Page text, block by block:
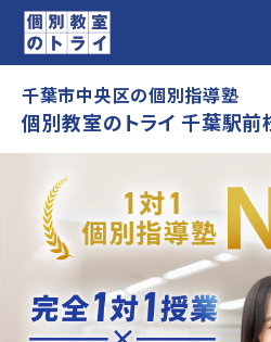
千葉市中央区の個別指導塾
個別教室のトライ 千葉駅前